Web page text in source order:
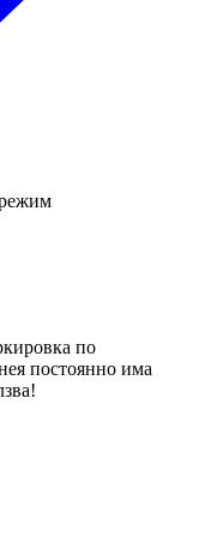
по
постоянно има